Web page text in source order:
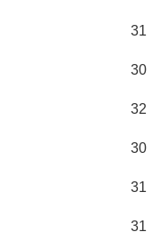
31
30
32
30
31
31